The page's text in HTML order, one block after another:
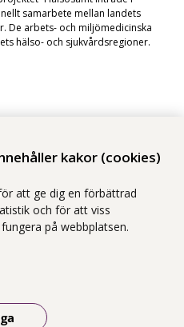
kakor (cookies)
att ge dig en förbättrad
och för att viss
på webbplatsen.
samarbete mellan landets
De arbets- och miljömedicinska
hälso- och sjukvårdsregioner.